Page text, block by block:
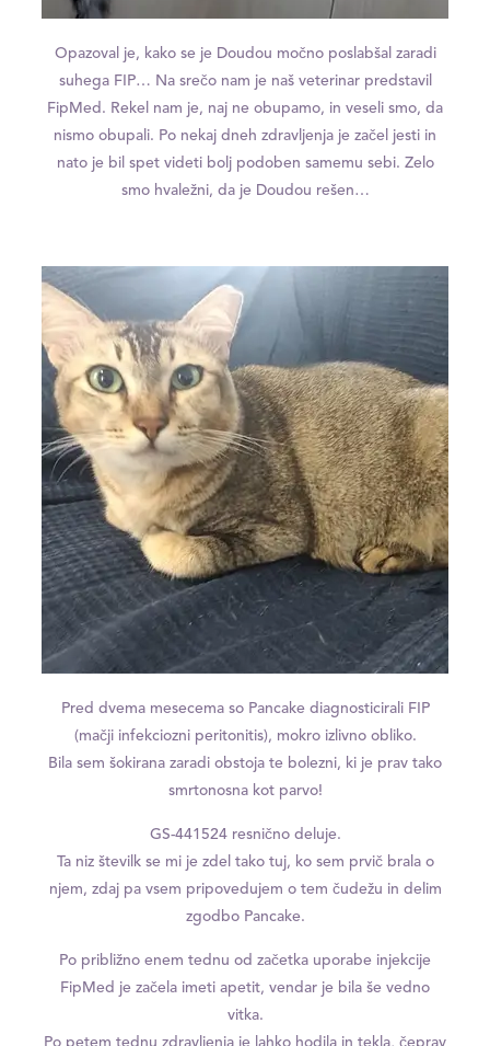
Opazoval je, kako se je Doudou močno poslabšal zaradi
suhega FIP… Na srečo nam je naš veterinar predstavil
FipMed. Rekel nam je, naj ne obupamo, in veseli smo, da
nismo obupali. Po nekaj dneh zdravljenja je začel jesti in
nato je bil spet videti bolj podoben samemu sebi. Zelo
smo hvaležni, da je Doudou rešen…
Pred dvema mesecema so Pancake diagnosticirali FIP
(mačji infekciozni peritonitis), mokro izlivno obliko.
Bila sem šokirana zaradi obstoja te bolezni, ki je prav tako
smrtonosna kot parvo!
GS-441524 resnično deluje.
Ta niz številk se mi je zdel tako tuj, ko sem prvič brala o
njem, zdaj pa vsem pripovedujem o tem čudežu in delim
zgodbo Pancake.
Po približno enem tednu od začetka uporabe injekcije
FipMed je začela imeti apetit, vendar je bila še vedno
vitka.
Po petem tednu zdravljenja je lahko hodila in tekla, čeprav